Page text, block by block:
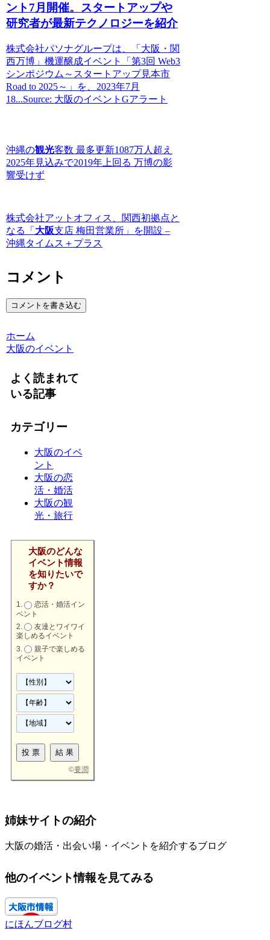
ント7月開催。スタートアップや
研究者が最新テクノロジーを紹介
株式会社パソナグループは、「大阪・関
西万博」機運醸成イベント「第3回 Web3
シンポジウム～スタートアップ見本市
Road to 2025～」を、2023年7月
18...Source: 大阪のイベントGアラート
沖縄の観光客数 最多更新1087万人超え
2025年見込みで2019年上回る 万博の影
響受けず
株式会社アットオフィス、関西初拠点と
なる「 大阪支店 梅田営業所」を開設 –
沖縄タイムス＋プラス
コメント
コメントを書き込む
ホーム
大阪のイベント
よく読まれて
いる記事
カテゴリー
大阪のイベ
ント
大阪の恋
活・婚活
大阪の観
光・旅行
大阪のどんな
イベント情報
を知りたいで
すか？
恋活・婚活イン
ベント
友達とワイワイ
楽しめるイベント
親子で楽しめる
イベント
©要潤
姉妹サイトの紹介
大阪の婚活・出会い場・イベントを紹介するブログ
他のイベント情報を見てみる
にほんブログ村